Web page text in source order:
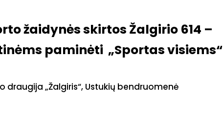
žaidynės skirtos Žalgirio 614 –
paminėti „Sportas visiems“
draugija „Žalgiris“, Ustukių bendruomenė